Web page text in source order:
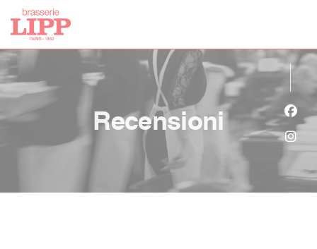
Personalizzazione delle tue scelte sui cookie
Recensioni